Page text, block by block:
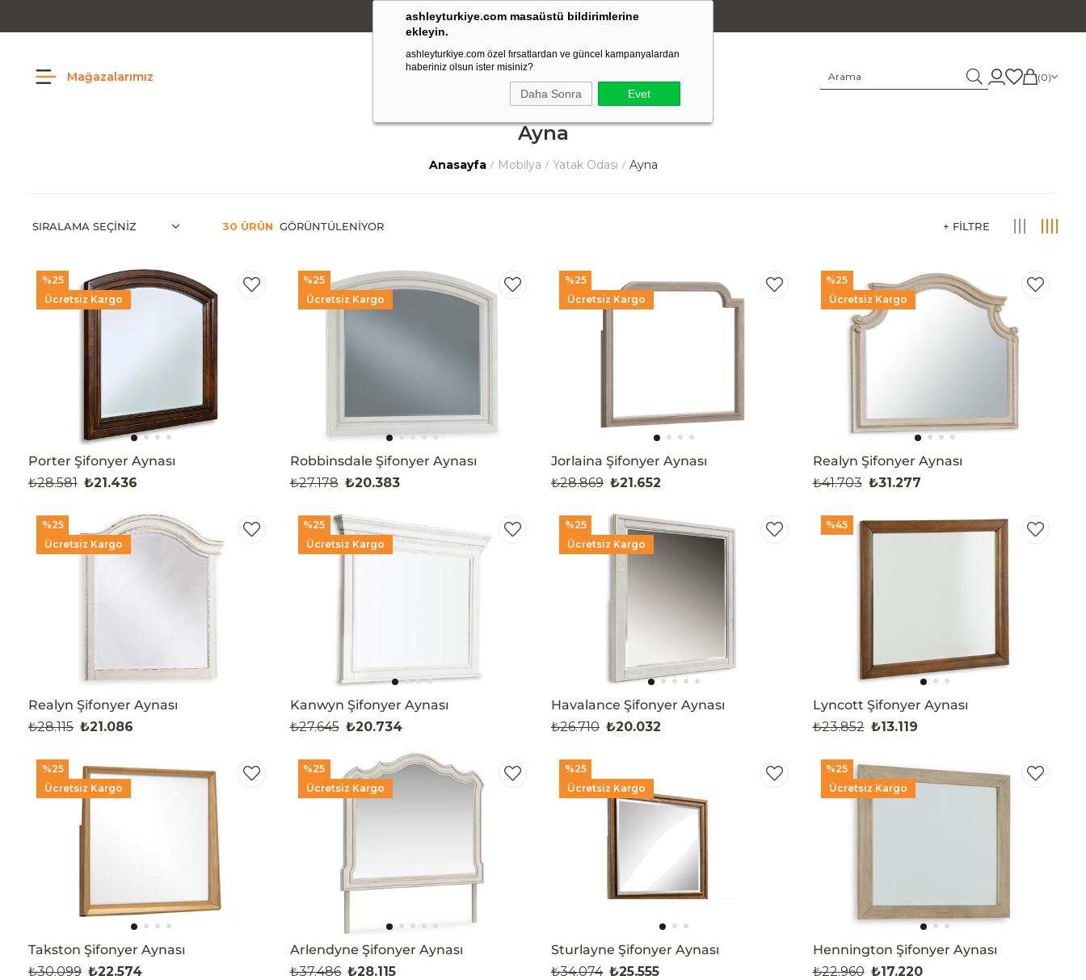
ashleyturkiye.com masaüstü bildirimlerine
ekleyin.
ashleyturkiye.com özel fırsatlardan ve güncel kampanyalardan
haberiniz olsun ister misiniz?
Daha Sonra Evet
Amerikan Stili Ergonomik Tasarım
Mağazalarımız 0
Ayna
Anasayfa Mobilya Yatak Odası Ayna
30 ÜRÜN
Porter Şifonyer Aynası
₺21.436
₺28.581
Ücretsiz Kargo
%25
Robbinsdale Şifonyer Aynası
₺20.383
₺27.178
Ücretsiz Kargo
%25
Jorlaina Şifonyer Aynası
₺21.652
₺28.869
Ücretsiz Kargo
%25
Realyn Şifonyer Aynası
₺31.277
₺41.703
Ücretsiz Kargo
%25
Realyn Şifonyer Aynası
₺21.086
₺28.115
Ücretsiz Kargo
%25
Kanwyn Şifonyer Aynası
₺20.734
₺27.645
Ücretsiz Kargo
%25
Havalance Şifonyer Aynası
₺20.032
₺26.710
Ücretsiz Kargo
%25
Lyncott Şifonyer Aynası
₺13.119
₺23.852
%45
Takston Şifonyer Aynası
₺22.574
₺30.099
Ücretsiz Kargo
%25
Arlendyne Şifonyer Aynası
₺28.115
₺37.486
Ücretsiz Kargo
%25
Sturlayne Şifonyer Aynası
₺25.555
₺34.074
Ücretsiz Kargo
%25
Hennington Şifonyer Aynası
₺17.220
₺22.960
Ücretsiz Kargo
%25